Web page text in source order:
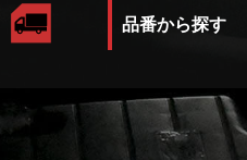
品番から探す